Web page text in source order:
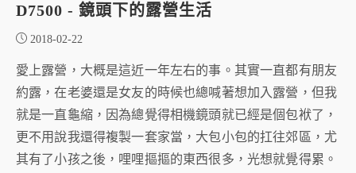
D7500 - 鏡頭下的露營生活
2018-02-22
愛上露營，大概是這近一年左右的事。其實一直都有朋友
約露，在老婆還是女友的時候也總喊著想加入露營，但我
就是一直龜縮，因為總覺得相機鏡頭就已經是個包袱了，
更不用說我還得複製一套家當，大包小包的扛往郊區，尤
其有了小孩之後，哩哩摳摳的東西很多，光想就覺得累。